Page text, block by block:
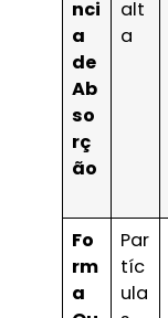
nci
a
de
Ab
so
rç
ão
alt
a
Fo
rm
a
Par
tíc
ula